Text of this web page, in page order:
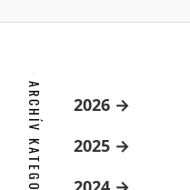
ARCHÍV KATEGORIE 2026
2025